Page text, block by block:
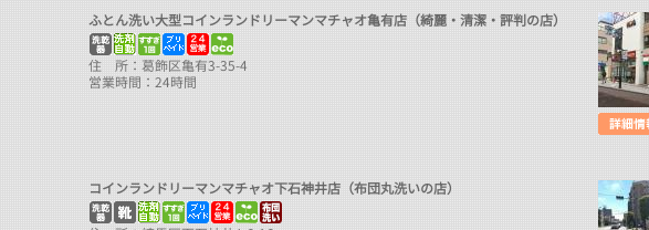
ふとん洗い大型コインランドリーマンマチャオ亀有店（綺麗・清潔・評判の店）
住 所：葛飾区亀有3-35-4
営業時間：24時間
コインランドリーマンマチャオ下石神井店（布団丸洗いの店）